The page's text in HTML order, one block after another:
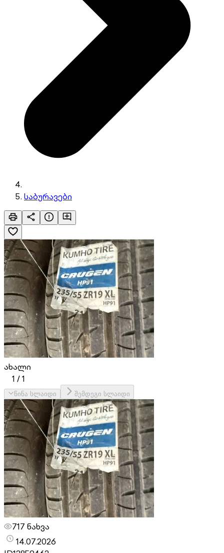
საბურავები
ახალი
1 /1
წინა სლაიდი შემდეგი სლაიდი
717 ნახვა
14.07.2026